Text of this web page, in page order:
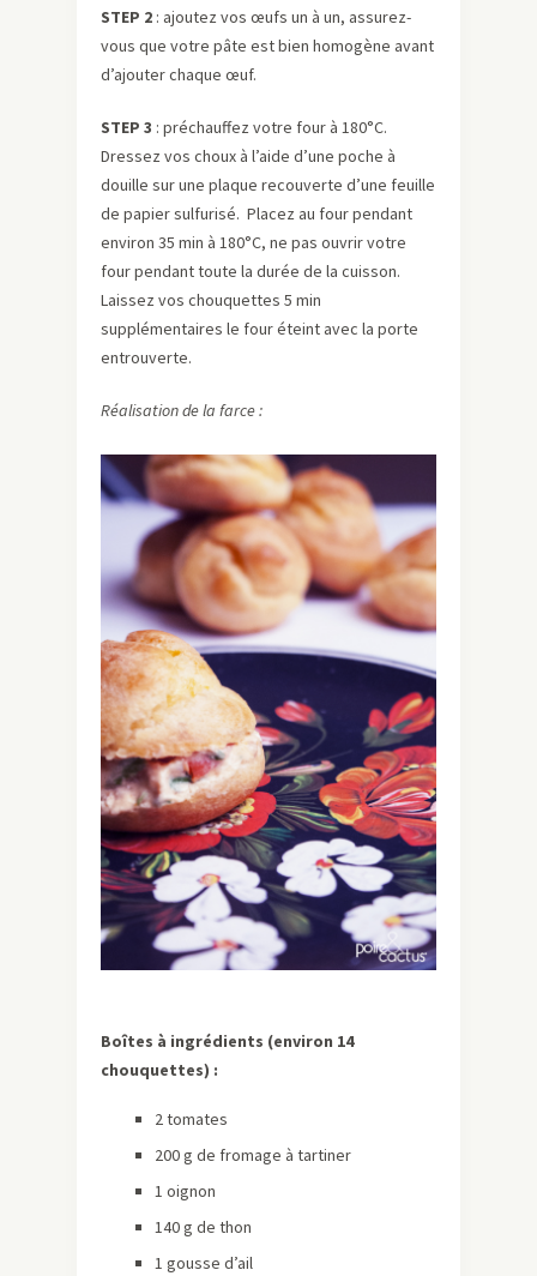
STEP 2 : ajoutez vos œufs un à un, assurez-
vous que votre pâte est bien homogène avant
d’ajouter chaque œuf.
STEP 3 : préchauffez votre four à 180°C.
Dressez vos choux à l’aide d’une poche à
douille sur une plaque recouverte d’une feuille
de papier sulfurisé. Placez au four pendant
environ 35 min à 180°C, ne pas ouvrir votre
four pendant toute la durée de la cuisson.
Laissez vos chouquettes 5 min
supplémentaires le four éteint avec la porte
entrouverte.
Réalisation de la farce :
Boîtes à ingrédients (environ 14
chouquettes) :
2 tomates
200 g de fromage à tartiner
1 oignon
140 g de thon
1 gousse d’ail